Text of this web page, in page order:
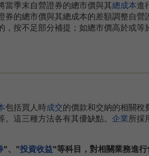
當季末自營證券的總市價與其總成本進
的總市價與其總成本的差額調整自營
按不足部分補提；如總市價高於或
包括買人時成交的價款和交納的相關稅
。這三種方法各有其優缺點。 企業所採
"、"投資收益"等科目，對相關業務進行